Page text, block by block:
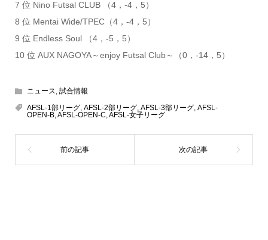
7 位 Nino Futsal CLUB （4，-4，5）
8 位 Mentai Wide/TPEC（4，-4，5）
9 位 Endless Soul （4，-5，5）
10 位 AUX NAGOYA～enjoy Futsal Club～（0，-14，5）
ニュース, 試合情報
AFSL-1部リーグ, AFSL-2部リーグ, AFSL-3部リーグ, AFSL-
OPEN-B,AFSL-OPEN-C,AFSL-女子リーグ